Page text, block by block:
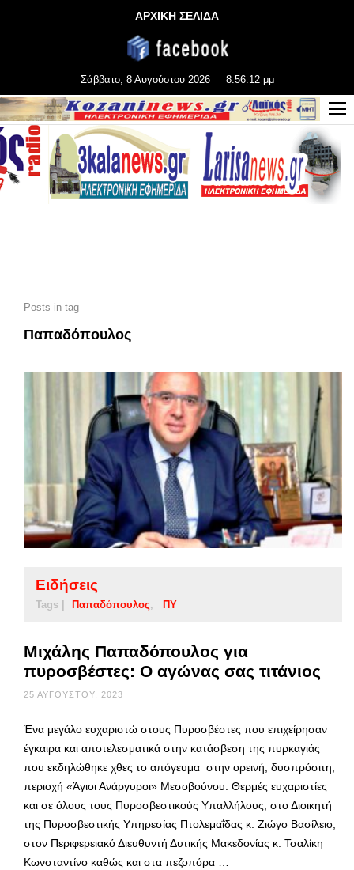
ΑΡΧΙΚΗ ΣΕΛΙΔΑ
Σάββατο, 8 Αυγούστου 2026 8:56:14 μμ
Posts in tag
Παπαδόπουλος
Ειδήσεις
Tags | Παπαδόπουλος ΠΥ
Μιχάλης Παπαδόπουλος για
πυροσβέστες: Ο αγώνας σας τιτάνιος
25 ΑΥΓΟΎΣΤΟΥ, 2023
Ένα μεγάλο ευχαριστώ στους Πυροσβέστες που επιχείρησαν
έγκαιρα και αποτελεσματικά στην κατάσβεση της πυρκαγιάς
που εκδηλώθηκε χθες το απόγευμα στην ορεινή, δυσπρόσιτη,
περιοχή «Άγιοι Ανάργυροι» Μεσοβούνου. Θερμές ευχαριστίες
και σε όλους τους Πυροσβεστικούς Υπαλλήλους, στο Διοικητή
της Πυροσβεστικής Υπηρεσίας Πτολεμαΐδας κ. Ζιώγο Βασίλειο,
στον Περιφερειακό Διευθυντή Δυτικής Μακεδονίας κ. Τσαλίκη
Κωνσταντίνο καθώς και στα πεζοπόρα …